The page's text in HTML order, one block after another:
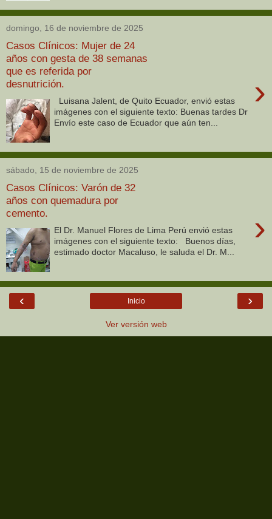
domingo, 16 de noviembre de 2025
Casos Clínicos: Mujer de 24
años con gesta de 38 semanas
que es referida por
desnutrición.
›
Luisana Jalent, de Quito Ecuador, envió estas
imágenes con el siguiente texto: Buenas tardes Dr
Envío este caso de Ecuador que aún ten...
sábado, 15 de noviembre de 2025
Casos Clínicos: Varón de 32
años con quemadura por
cemento.
›
El Dr. Manuel Flores de Lima Perú envió estas
imágenes con el siguiente texto: Buenos días,
estimado doctor Macaluso, le saluda el Dr. M...
‹ ›
Inicio
Ver versión web